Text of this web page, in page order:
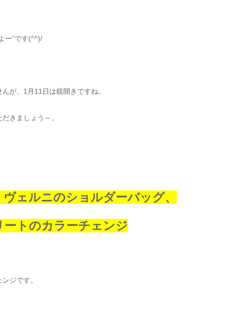
ー”です(^^)/
が、1月11日は鏡開きですね。
きましょう～。
ェルニのショルダーバッグ、
ートのカラーチェンジ
ジです。